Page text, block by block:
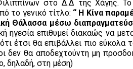
στο Δ.Δ της Χάγης. Το
το γενικό τίτλο: “ H Κίνα
Θάλασσα μέσω
ηγεσία επιθυμεί διακαώς να
έτσι θα επιβάλλει πιο
δεν θα αποδεχτούντη μη
δηλαδή, στη μέση)